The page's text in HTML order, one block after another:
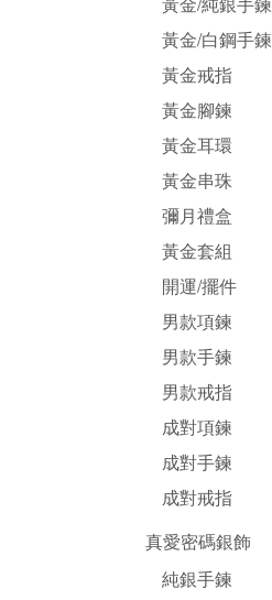
黃金/白鋼手鍊
黃金戒指
黃金腳鍊
黃金耳環
黃金串珠
彌月禮盒
黃金套組
開運/擺件
男款項鍊
男款手鍊
男款戒指
成對項鍊
成對手鍊
成對戒指
真愛密碼銀飾
純銀手鍊